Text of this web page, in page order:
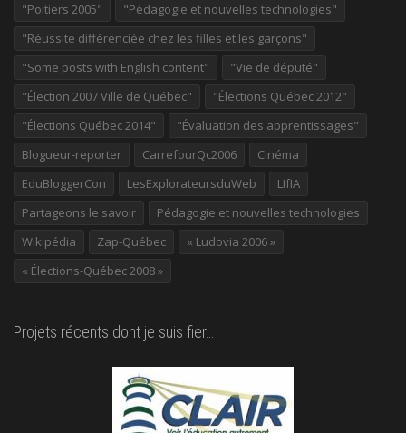
"Poitiers 2005"
"Pédagogie et nouvelles technologies"
"Réussite différenciée chez les filles et les garçons"
"Some posts with English content"
"Vie de député"
"Élection 2007 Ville de Québec"
"Élections Québec 2012"
"Élections Québec 2014"
"Évaluation des apprentissages"
Blogueur-reporter
CarrefourQc2006
Cinéma
EduBloggerCon
LesExplorateursduWeb
LIfIA
Partageons le savoir
Pédagogie et nouvelles technologies
Wikipédia
Zap-Québec
« Ludovia 2006 »
« Élections-Québec 2008 »
Projets récents dont je suis fier…